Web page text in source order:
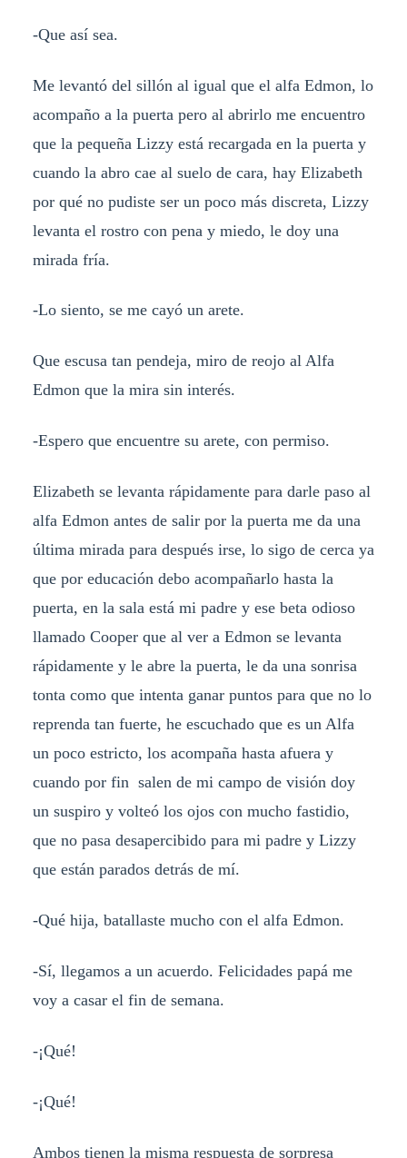
-Que así sea.
Me levantó del sillón al igual que el alfa Edmon, lo
acompaño a la puerta pero al abrirlo me encuentro
que la pequeña Lizzy está recargada en la puerta y
cuando la abro cae al suelo de cara, hay Elizabeth
por qué no pudiste ser un poco más discreta, Lizzy
levanta el rostro con pena y miedo, le doy una
mirada fría.
-Lo siento, se me cayó un arete.
Que escusa tan pendeja, miro de reojo al Alfa
Edmon que la mira sin interés.
-Espero que encuentre su arete, con permiso.
Elizabeth se levanta rápidamente para darle paso al
alfa Edmon antes de salir por la puerta me da una
última mirada para después irse, lo sigo de cerca ya
que por educación debo acompañarlo hasta la
puerta, en la sala está mi padre y ese beta odioso
llamado Cooper que al ver a Edmon se levanta
rápidamente y le abre la puerta, le da una sonrisa
tonta como que intenta ganar puntos para que no lo
reprenda tan fuerte, he escuchado que es un Alfa
un poco estricto, los acompaña hasta afuera y
cuando por fin salen de mi campo de visión doy
un suspiro y volteó los ojos con mucho fastidio,
que no pasa desapercibido para mi padre y Lizzy
que están parados detrás de mí.
-Qué hija, batallaste mucho con el alfa Edmon.
-Sí, llegamos a un acuerdo. Felicidades papá me
voy a casar el fin de semana.
-¡Qué!
-¡Qué!
Ambos tienen la misma respuesta de sorpresa